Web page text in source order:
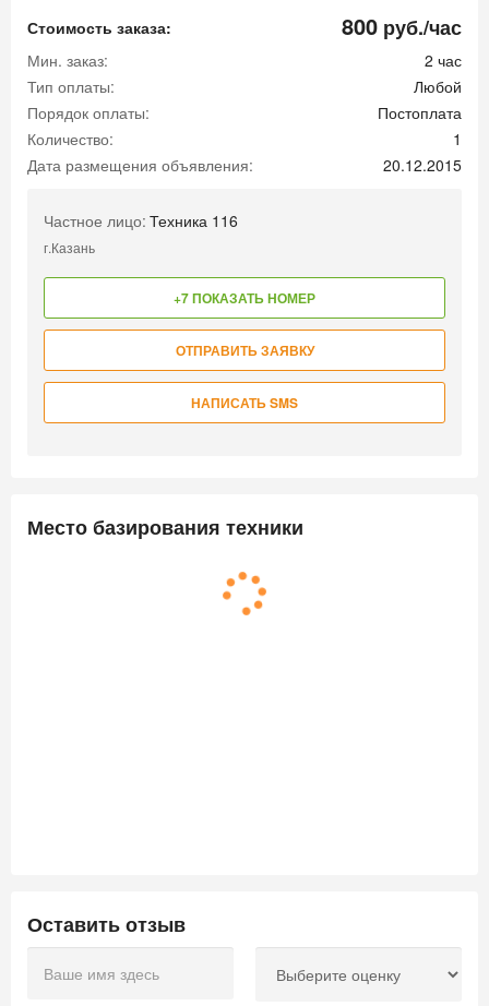
Стоимость заказа: 800 руб./час
Мин. заказ:
2 час
Тип оплаты:
Любой
Порядок оплаты:
Постоплата
Количество:
1
Дата размещения объявления:
20.12.2015
Частное лицо: Техника 116
г.Казань
+7 ПОКАЗАТЬ НОМЕР
ОТПРАВИТЬ ЗАЯВКУ
НАПИСАТЬ SMS
Место базирования техники
Оставить отзыв